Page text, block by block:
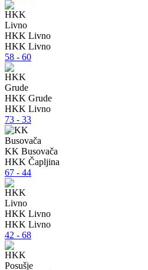
HKK Livno
HKK Livno
58 - 60
HKK Grude
HKK Livno
73 - 33
KK Busovača
HKK Čapljina
67 - 44
HKK Livno
HKK Livno
42 - 68